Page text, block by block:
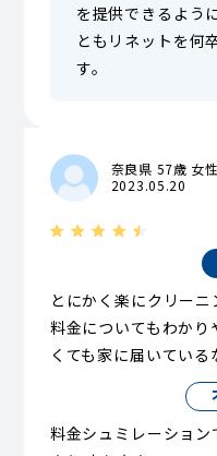
を提供できるよう
ともリネットを何
す。
奈良県 57歳 女性
2023.05.20
とにかく楽にクリー
料金についてもわか
くても家に届いてい
料金シュミレーショ